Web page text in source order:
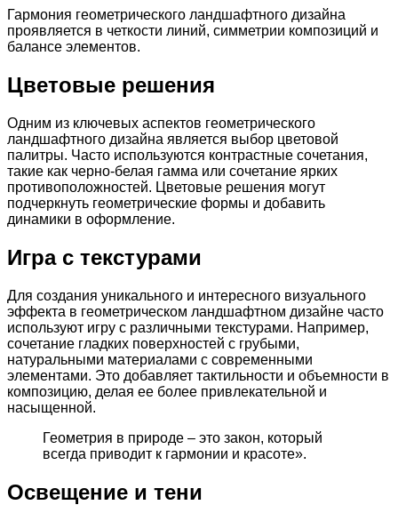
Гармония геометрического ландшафтного дизайна
проявляется в четкости линий, симметрии композиций и
балансе элементов.
Цветовые решения
Одним из ключевых аспектов геометрического
ландшафтного дизайна является выбор цветовой
палитры. Часто используются контрастные сочетания,
такие как черно-белая гамма или сочетание ярких
противоположностей. Цветовые решения могут
подчеркнуть геометрические формы и добавить
динамики в оформление.
Игра с текстурами
Для создания уникального и интересного визуального
эффекта в геометрическом ландшафтном дизайне часто
используют игру с различными текстурами. Например,
сочетание гладких поверхностей с грубыми,
натуральными материалами с современными
элементами. Это добавляет тактильности и объемности в
композицию, делая ее более привлекательной и
насыщенной.
Геометрия в природе – это закон, который
всегда приводит к гармонии и красоте».
Освещение и тени